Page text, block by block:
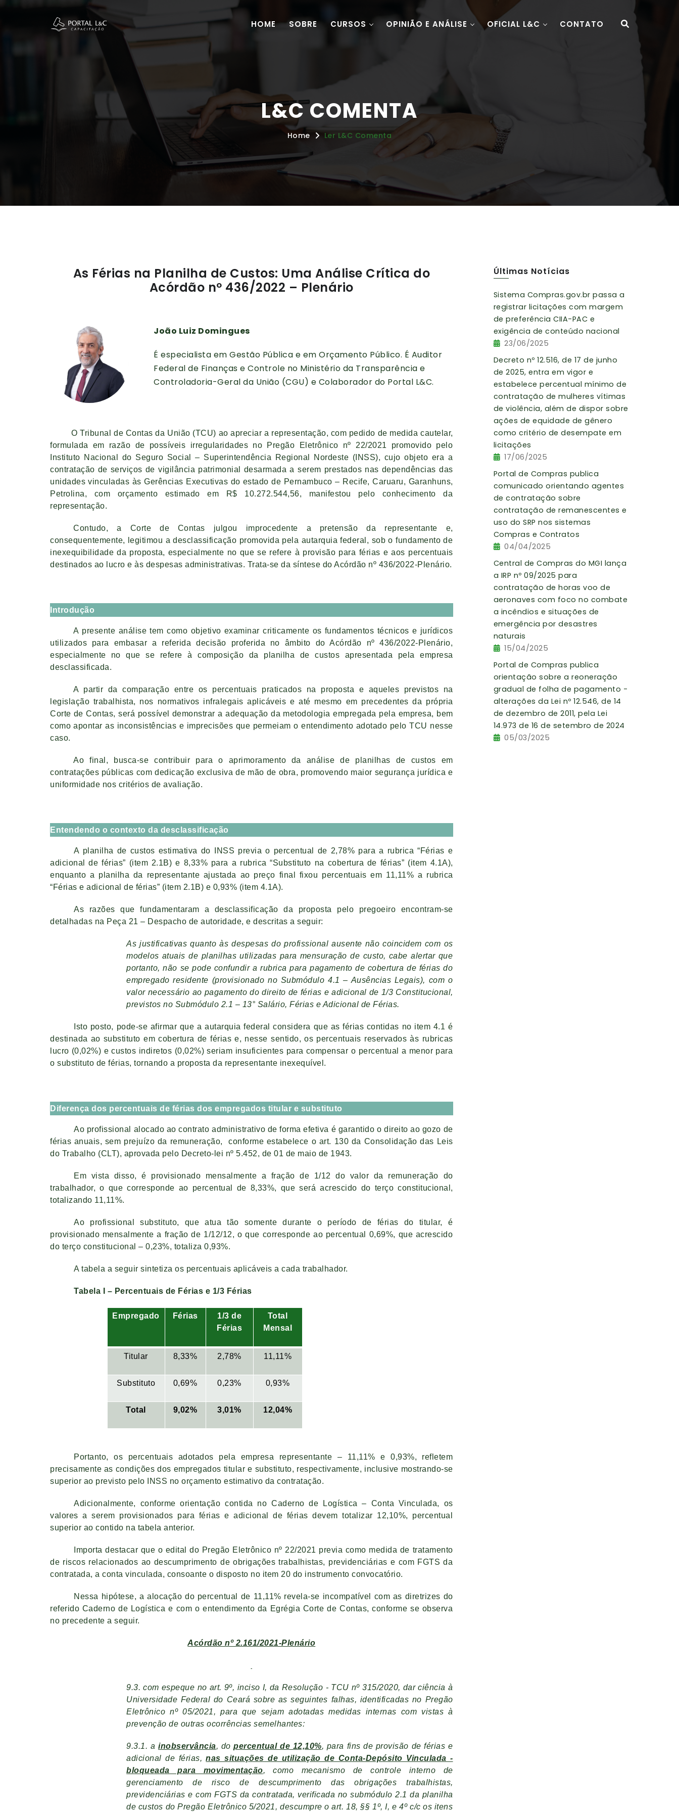
HOME SOBRE CURSOS OPINIÃO E ANÁLISE OFICIAL L&C CONTATO
L&C COMENTA
Home Ler L&C Comenta
As Férias na Planilha de Custos: Uma Análise Crítica do
Acórdão nº 436/2022 – Plenário
João Luiz Domingues
É especialista em Gestão Pública e em Orçamento Público. É Auditor
Federal de Finanças e Controle no Ministério da Transparência e
Controladoria-Geral da União (CGU) e Colaborador do Portal L&C.
O Tribunal de Contas da União (TCU) ao apreciar a representação, com pedido de medida cautelar,
formulada em razão de possíveis irregularidades no Pregão Eletrônico nº 22/2021 promovido pelo
Instituto Nacional do Seguro Social – Superintendência Regional Nordeste (INSS), cujo objeto era a
contratação de serviços de vigilância patrimonial desarmada a serem prestados nas dependências das
unidades vinculadas às Gerências Executivas do estado de Pernambuco – Recife, Caruaru, Garanhuns,
Petrolina, com orçamento estimado em R$ 10.272.544,56, manifestou pelo conhecimento da
representação.
Contudo, a Corte de Contas julgou improcedente a pretensão da representante e,
consequentemente, legitimou a desclassificação promovida pela autarquia federal, sob o fundamento de
inexequibilidade da proposta, especialmente no que se refere à provisão para férias e aos percentuais
destinados ao lucro e às despesas administrativas. Trata-se da síntese do Acórdão nº 436/2022-Plenário.
Introdução
A presente análise tem como objetivo examinar criticamente os fundamentos técnicos e jurídicos
utilizados para embasar a referida decisão proferida no âmbito do Acórdão nº 436/2022-Plenário,
especialmente no que se refere à composição da planilha de custos apresentada pela empresa
desclassificada.
A partir da comparação entre os percentuais praticados na proposta e aqueles previstos na
legislação trabalhista, nos normativos infralegais aplicáveis e até mesmo em precedentes da própria
Corte de Contas, será possível demonstrar a adequação da metodologia empregada pela empresa, bem
como apontar as inconsistências e imprecisões que permeiam o entendimento adotado pelo TCU nesse
caso.
Ao final, busca-se contribuir para o aprimoramento da análise de planilhas de custos em
contratações públicas com dedicação exclusiva de mão de obra, promovendo maior segurança jurídica e
uniformidade nos critérios de avaliação.
Entendendo o contexto da desclassificação
A planilha de custos estimativa do INSS previa o percentual de 2,78% para a rubrica “Férias e
adicional de férias” (item 2.1B) e 8,33% para a rubrica “Substituto na cobertura de férias” (item 4.1A),
enquanto a planilha da representante ajustada ao preço final fixou percentuais em 11,11% a rubrica
“Férias e adicional de férias” (item 2.1B) e 0,93% (item 4.1A).
As razões que fundamentaram a desclassificação da proposta pelo pregoeiro encontram-se
detalhadas na Peça 21 – Despacho de autoridade, e descritas a seguir:
As justificativas quanto às despesas do profissional ausente não coincidem com os
modelos atuais de planilhas utilizadas para mensuração de custo, cabe alertar que
portanto, não se pode confundir a rubrica para pagamento de cobertura de férias do
empregado residente (provisionado no Submódulo 4.1 – Ausências Legais), com o
valor necessário ao pagamento do direito de férias e adicional de 1/3 Constitucional,
previstos no Submódulo 2.1 – 13° Salário, Férias e Adicional de Férias.
Isto posto, pode-se afirmar que a autarquia federal considera que as férias contidas no item 4.1 é
destinada ao substituto em cobertura de férias e, nesse sentido, os percentuais reservados às rubricas
lucro (0,02%) e custos indiretos (0,02%) seriam insuficientes para compensar o percentual a menor para
o substituto de férias, tornando a proposta da representante inexequível.
Diferença dos percentuais de férias dos empregados titular e substituto
Ao profissional alocado ao contrato administrativo de forma efetiva é garantido o direito ao gozo de
férias anuais, sem prejuízo da remuneração, conforme estabelece o art. 130 da Consolidação das Leis
do Trabalho (CLT), aprovada pelo Decreto-lei nº 5.452, de 01 de maio de 1943.
Em vista disso, é provisionado mensalmente a fração de 1/12 do valor da remuneração do
trabalhador, o que corresponde ao percentual de 8,33%, que será acrescido do terço constitucional,
totalizando 11,11%.
Ao profissional substituto, que atua tão somente durante o período de férias do titular, é
provisionado mensalmente a fração de 1/12/12, o que corresponde ao percentual 0,69%, que acrescido
do terço constitucional – 0,23%, totaliza 0,93%.
A tabela a seguir sintetiza os percentuais aplicáveis a cada trabalhador.
Tabela I – Percentuais de Férias e 1/3 Férias
Empregado Férias
1/3 de
Férias
Total
Mensal
Titular 8,33% 2,78% 11,11%
Substituto 0,69% 0,23% 0,93%
Total 9,02% 3,01% 12,04%
Portanto, os percentuais adotados pela empresa representante – 11,11% e 0,93%, refletem
precisamente as condições dos empregados titular e substituto, respectivamente, inclusive mostrando-se
superior ao previsto pelo INSS no orçamento estimativo da contratação.
Adicionalmente, conforme orientação contida no Caderno de Logística – Conta Vinculada, os
valores a serem provisionados para férias e adicional de férias devem totalizar 12,10%, percentual
superior ao contido na tabela anterior.
Importa destacar que o edital do Pregão Eletrônico nº 22/2021 previa como medida de tratamento
de riscos relacionados ao descumprimento de obrigações trabalhistas, previdenciárias e com FGTS da
contratada, a conta vinculada, consoante o disposto no item 20 do instrumento convocatório.
Nessa hipótese, a alocação do percentual de 11,11% revela-se incompatível com as diretrizes do
referido Caderno de Logística e com o entendimento da Egrégia Corte de Contas, conforme se observa
no precedente a seguir.
Acórdão nº 2.161/2021-Plenário
9.3. com espeque no art. 9º, inciso I, da Resolução - TCU nº 315/2020, dar ciência à
Universidade Federal do Ceará sobre as seguintes falhas, identificadas no Pregão
Eletrônico nº 05/2021, para que sejam adotadas medidas internas com vistas à
prevenção de outras ocorrências semelhantes:
9.3.1. ainobservância, dopercentual de 12,10%, para fins de provisão de férias e
adicional de férias,nas situações de utilização de Conta-Depósito Vinculada -
bloqueada para movimentação, como mecanismo de controle interno de
gerenciamento de risco de descumprimento das obrigações trabalhistas,
previdenciárias e com FGTS da contratada, verificada no submódulo 2.1 da planilha
de custos do Pregão Eletrônico 5/2021, descumpre o art. 18, §§ 1º, I, e 4º c/c os itens
Últimas Notícias
Sistema Compras.gov.br passa a
registrar licitações com margem
de preferência CIIA-PAC e
exigência de conteúdo nacional
23/06/2025
Decreto nº 12.516, de 17 de junho
de 2025, entra em vigor e
estabelece percentual mínimo de
contratação de mulheres vítimas
de violência, além de dispor sobre
ações de equidade de gênero
como critério de desempate em
licitações
17/06/2025
Portal de Compras publica
comunicado orientando agentes
de contratação sobre
contratação de remanescentes e
uso do SRP nos sistemas
Compras e Contratos
04/04/2025
Central de Compras do MGI lança
a IRP nº 09/2025 para
contratação de horas voo de
aeronaves com foco no combate
a incêndios e situações de
emergência por desastres
naturais
15/04/2025
Portal de Compras publica
orientação sobre a reoneração
gradual de folha de pagamento -
alterações da Lei nº 12.546, de 14
de dezembro de 2011, pela Lei
14.973 de 16 de setembro de 2024
05/03/2025